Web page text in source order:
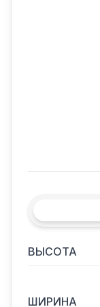
ВЫСОТА
ШИРИНА